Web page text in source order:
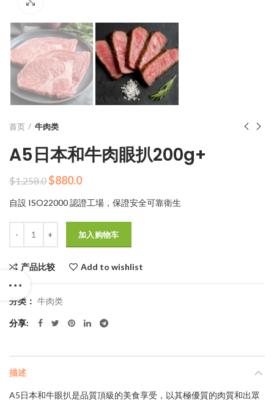
首页 牛肉类
A5日本和牛肉眼扒200g+
$1,258.0 原
为：
$880.0当
价
为：
$880.0。
自設 ISO22000 認證工場，保證安全可靠衛生
加入购物车
产品比较 Add to wishlist
分类： 牛肉类
分享
描述
A5日本和牛眼扒是品質頂級的美食享受，以其極優質的肉質和出眾